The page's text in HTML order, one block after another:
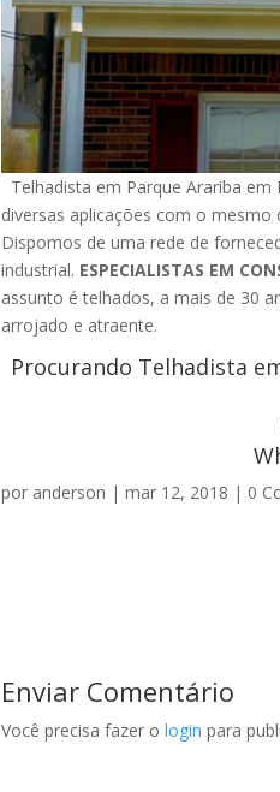
Telhadista em Parque Arariba
diversas aplicações com o
Dispomos de uma rede de
industrial. ESPECIALISTAS EM
assunto é telhados, a mais de 30
arrojado e atraente.
Procurando Telhadista
por anderson |mar 12, 2018 | 0
Enviar Comentário
Você precisa fazer ologin para